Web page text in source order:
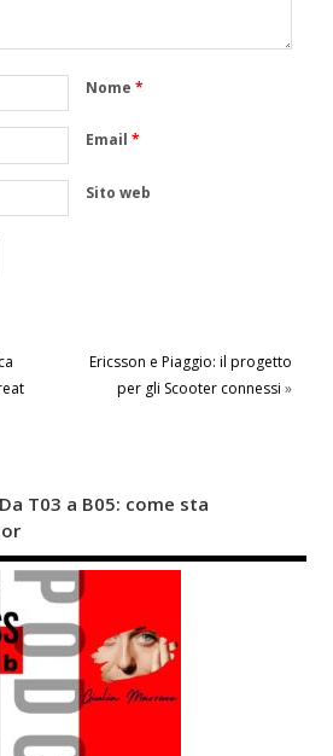
Nome *
Email *
Sito web
Ericsson e Piaggio: il progetto
per gli Scooter connessi »
T03 a B05: come sta